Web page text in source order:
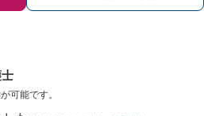
可能です。